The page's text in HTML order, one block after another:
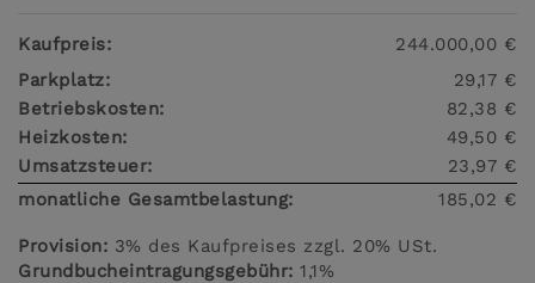
Kaufpreis:
244.000,00 €
Parkplatz:
29,17 €
Betriebskosten:
82,38 €
Heizkosten:
49,50 €
Umsatzsteuer:
23,97 €
monatliche Gesamtbelastung:
185,02 €
Provision: 3% des Kaufpreises zzgl. 20% USt.
Grundbucheintragungsgebühr: 1,1%